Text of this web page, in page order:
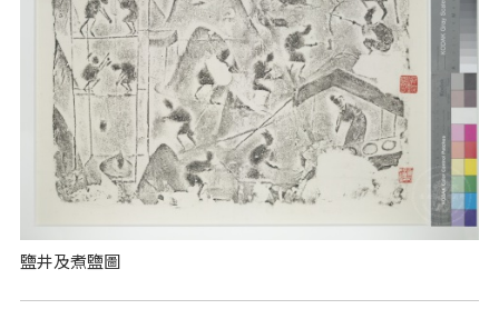
鹽井及煮鹽圖